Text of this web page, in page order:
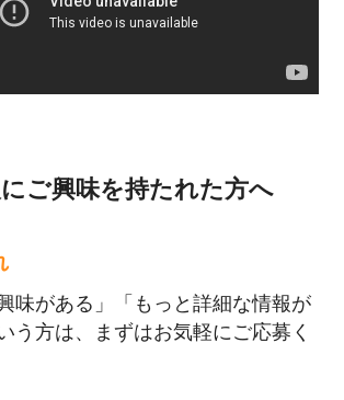
ご興味を持たれた方へ
味がある」「もっと詳細な情報が
う方は、まずはお気軽にご応募く